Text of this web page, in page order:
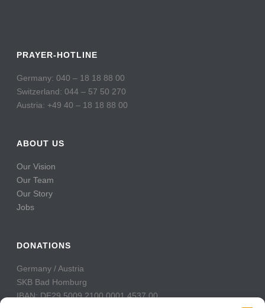
PRAYER-HOTLINE
Germany: 040 – 18 18 88 00
Switzerland: 044 – 57 50 270
Austria: +49 40 – 18 18 88 00
ABOUT US
Our Vision
Our Team
Our Story
Jobs
DONATIONS
Germany / Austria
SKB Bad Homburg
IBAN: DE29 5009 2100 0001 4537 00